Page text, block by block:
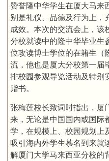
赞誉隆中华学生在厦大马来
别是礼仪、品德及行为上，
成效。本次的交流会上，该
分校就读中的隆中华毕业生
位攻读博士学位的在籍生（
流，他也是厦大分校第一届
排校园参观导览活动及特别
赠书。
张梅莲校长致词时指出，厦
来，无论是中国国内或国际
学，在规模上、校园规划上
吸引海内外学生慕名到来就
解厦门大学马来西亚分校的